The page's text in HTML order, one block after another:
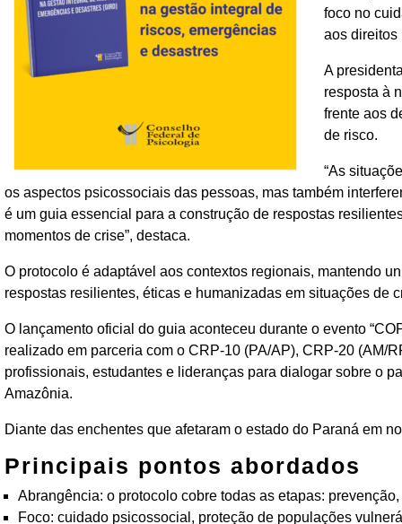
foco no
aos direitos
A
resposta à
frente aos
de risco.
“As
os aspectos psicossociais das pessoas, mas também
é um guia essencial para a construção de respostas
momentos de crise”, destaca.
O protocolo é adaptável aos contextos regionais, mantendo
respostas resilientes, éticas e humanizadas em situações de
O lançamento oficial do guia aconteceu durante o evento
realizado em parceria com o CRP-10 (PA/AP), CRP-20 (AM/
profissionais, estudantes e lideranças para dialogar sobre o
Amazônia.
Diante das enchentes que afetaram o estado do Paraná em
Principais pontos abordados
Abrangência: o protocolo cobre todas as etapas:
Foco: cuidado psicossocial, proteção de populações